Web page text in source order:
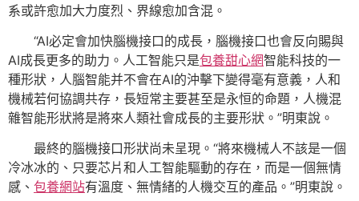
系或許愈加大力度烈、界線愈加含混。
“AI必定會加快腦機接口的成長，腦機接口也會反向賜與
AI成長更多的助力。人工智能只是包養甜心網智能科技的一
種形狀，人腦智能并不會在AI的沖擊下變得毫有意義，人和
機械若何協調共存，長短常主要甚至是永恒的命題，人機混
雜智能形狀將是將來人類社會成長的主要形狀。”明東說。
最終的腦機接口形狀尚未呈現。“將來機械人不該是一個
冷冰冰的、只要芯片和人工智能驅動的存在，而是一個無情
感、 包養網站有溫度、無情緒的人機交互的產品。”明東說。